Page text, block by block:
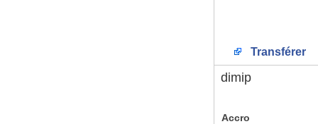
Transférer
dimip
Accro